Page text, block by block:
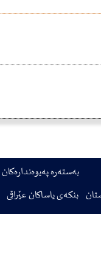
بەستەرە پەیوەندارەکان
بنکەی یاساکان عێراقی